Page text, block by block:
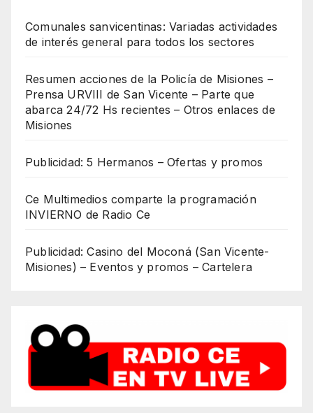
Comunales sanvicentinas: Variadas actividades
de interés general para todos los sectores
Resumen acciones de la Policía de Misiones –
Prensa URVIII de San Vicente – Parte que
abarca 24/72 Hs recientes – Otros enlaces de
Misiones
Publicidad: 5 Hermanos – Ofertas y promos
Ce Multimedios comparte la programación
INVIERNO de Radio Ce
Publicidad: Casino del Moconá (San Vicente-
Misiones) – Eventos y promos – Cartelera